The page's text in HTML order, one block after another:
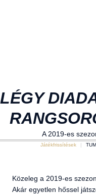
LÉGY
A 2019-es
Játékfrissítések
Közeleg a 2019-es
Akár egyetlen hőssel